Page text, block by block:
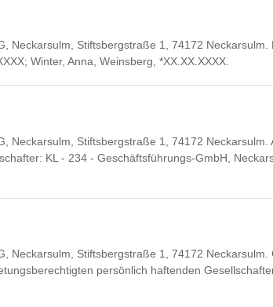
Neckarsulm, Stiftsbergstraße 1, 74172 Neckarsulm.
Winter, Anna, Weinsberg, *XX.XX.XXXX.
Neckarsulm, Stiftsbergstraße 1, 74172 Neckarsulm.
KL - 234 - Geschäftsführungs-GmbH,
Neckarsulm, Stiftsbergstraße 1, 74172 Neckarsulm.
persönlich haftenden